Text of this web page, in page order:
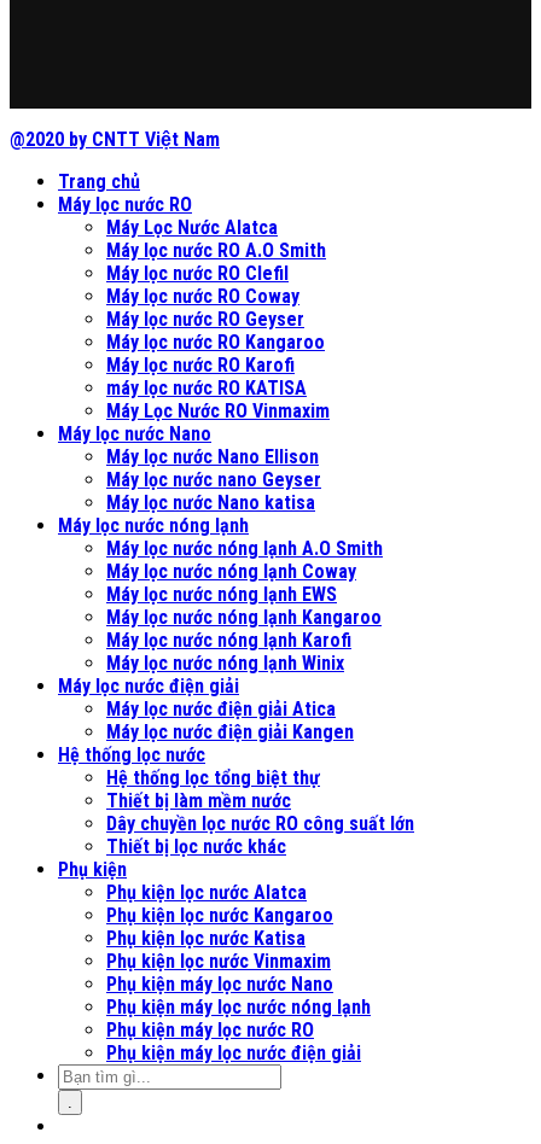
@2020 by CNTT Việt Nam
Trang chủ
Máy lọc nước RO
Máy Lọc Nước Alatca
Máy lọc nước RO A.O Smith
Máy lọc nước RO Clefil
Máy lọc nước RO Coway
Máy lọc nước RO Geyser
Máy lọc nước RO Kangaroo
Máy lọc nước RO Karofi
máy lọc nước RO KATISA
Máy Lọc Nước RO Vinmaxim
Máy lọc nước Nano
Máy lọc nước Nano Ellison
Máy lọc nước nano Geyser
Máy lọc nước Nano katisa
Máy lọc nước nóng lạnh
Máy lọc nước nóng lạnh A.O Smith
Máy lọc nước nóng lạnh Coway
Máy lọc nước nóng lạnh EWS
Máy lọc nước nóng lạnh Kangaroo
Máy lọc nước nóng lạnh Karofi
Máy lọc nước nóng lạnh Winix
Máy lọc nước điện giải
Máy lọc nước điện giải Atica
Máy lọc nước điện giải Kangen
Hệ thống lọc nước
Hệ thống lọc tổng biệt thự
Thiết bị làm mềm nước
Dây chuyền lọc nước RO công suất lớn
Thiết bị lọc nước khác
Phụ kiện
Phụ kiện lọc nước Alatca
Phụ kiện lọc nước Kangaroo
Phụ kiện lọc nước Katisa
Phụ kiện lọc nước Vinmaxim
Phụ kiện máy lọc nước Nano
Phụ kiện máy lọc nước nóng lạnh
Phụ kiện máy lọc nước RO
Phụ kiện máy lọc nước điện giải
.